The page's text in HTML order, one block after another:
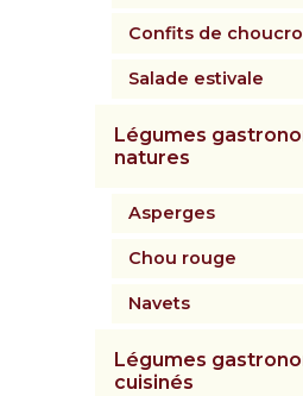
Confits de
Salade estivale
Légumes
natures
Asperges
Chou rouge
Navets
Légumes
cuisinés